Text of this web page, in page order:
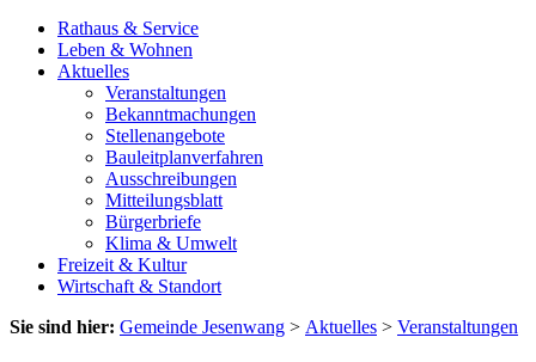
Rathaus & Service
Leben & Wohnen
Aktuelles
Veranstaltungen
Bekanntmachungen
Stellenangebote
Bauleitplanverfahren
Ausschreibungen
Mitteilungsblatt
Bürgerbriefe
Klima & Umwelt
Freizeit & Kultur
Wirtschaft & Standort
Sie sind hier: Gemeinde Jesenwang > Aktuelles > Veranstaltungen